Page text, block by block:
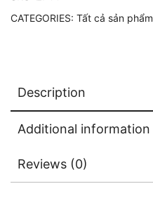
CATEGORIES: Tất cả sản phẩm
Description
Additional information
Reviews (0)